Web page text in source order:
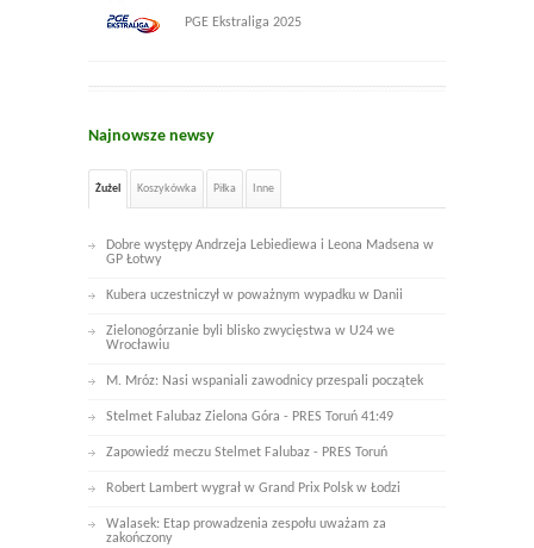
PGE Ekstraliga 2025
Najnowsze newsy
Żużel Koszykówka Piłka Inne
Dobre występy Andrzeja Lebiediewa i Leona Madsena w
GP Łotwy
Kubera uczestniczył w poważnym wypadku w Danii
Zielonogórzanie byli blisko zwycięstwa w U24 we
Wrocławiu
M. Mróz: Nasi wspaniali zawodnicy przespali początek
Stelmet Falubaz Zielona Góra - PRES Toruń 41:49
Zapowiedź meczu Stelmet Falubaz - PRES Toruń
Robert Lambert wygrał w Grand Prix Polsk w Łodzi
Walasek: Etap prowadzenia zespołu uważam za
zakończony